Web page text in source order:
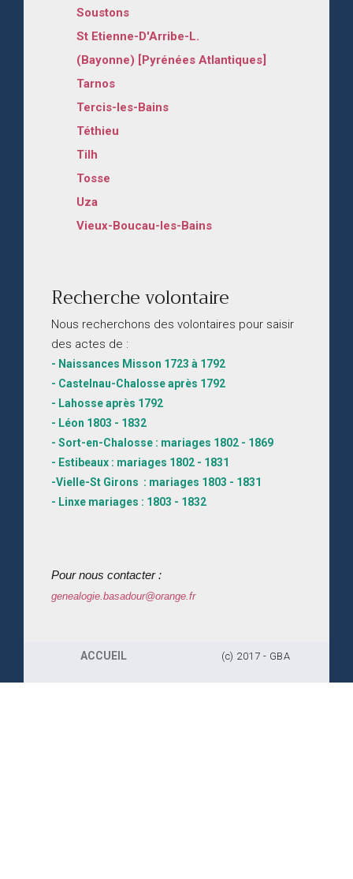
Soustons
St Etienne-D'Arribe-L.
(Bayonne) [Pyrénées Atlantiques]
Tarnos
Tercis-les-Bains
Téthieu
Tilh
Tosse
Uza
Vieux-Boucau-les-Bains
Recherche volontaire
Nous recherchons des volontaires pour saisir
des actes de :
- Naissances Misson 1723 à 1792
- Castelnau-Chalosse après 1792
- Lahosse après 1792
- Léon 1803 - 1832
- Sort-en-Chalosse : mariages 1802 - 1869
- Estibeaux : mariages 1802 - 1831
-Vielle-St Girons : mariages 1803 - 1831
- Linxe mariages : 1803 - 1832
Pour nous contacter :
genealogie.basadour@orange.fr
ACCUEIL (c) 2017 - GBA